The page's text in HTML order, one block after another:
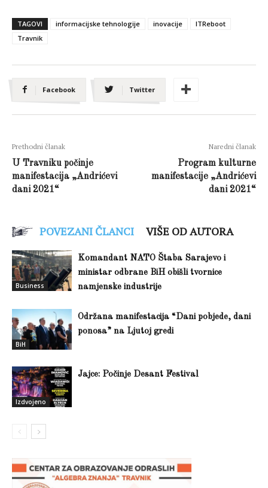
TAGOVI informacijske tehnologije inovacije
ITReboot
Travnik
Facebook Twitter
Prethodni članak
U Travniku počinje
manifestacija „Andrićevi
dani 2021“
Naredni članak
Program kulturne
manifestacije „Andrićevi
dani 2021“
POVEZANI ČLANCI VIŠE OD AUTORA
Business
Komandant NATO Štaba Sarajevo i
ministar odbrane BiH obišli tvornice
namjenske industrije
BiH
Održana manifestacija “Dani pobjede, dani
ponosa” na Ljutoj gredi
Izdvojeno
Jajce: Počinje Desant Festival